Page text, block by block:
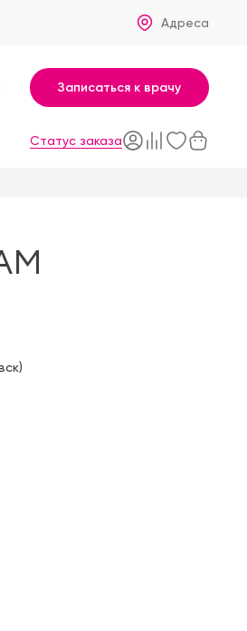
Адреса
Записаться к врачу
Статус заказа
)